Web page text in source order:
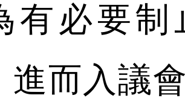
有必要制
進而入議